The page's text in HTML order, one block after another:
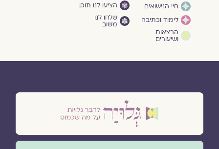
חיי הנישואים
לימוד וכתיבה
הרצאות
ושיעורים
הציעו לנו תוכן
שלחו לנו
משוב